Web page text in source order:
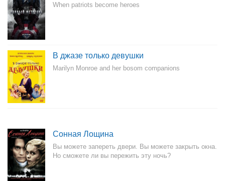
When patriots become heroes
В джазе только девушки
Marilyn Monroe and her bosom companions
Сонная Лощина
Вы можете запереть двери. Вы можете закрыть окна.
Но сможете ли вы пережить эту ночь?